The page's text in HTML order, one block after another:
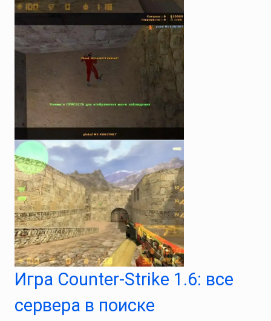
Игра Counter-Strike 1.6: все
сервера в поиске